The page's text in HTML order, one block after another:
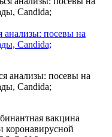
анализы: посевы на
Candida;
анализы: посевы на
Candida;